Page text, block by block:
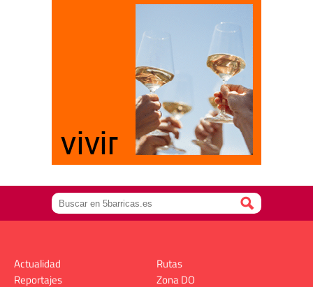
Actualidad
Reportajes
Rutas
Zona DO